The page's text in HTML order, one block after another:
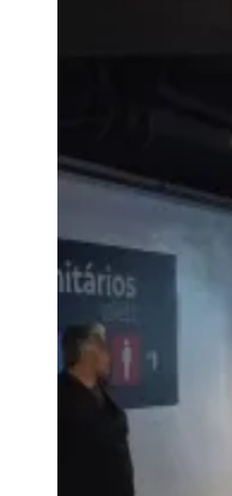
Para Sua Empresa
Anuncie no Portal
Divulgar Vagas
Novo
Publicidade Legal
Turismo
Segurança Regional
Hospitais Estaduais
Parques & Represas
Cidades da Região
Santana de Parnaíba